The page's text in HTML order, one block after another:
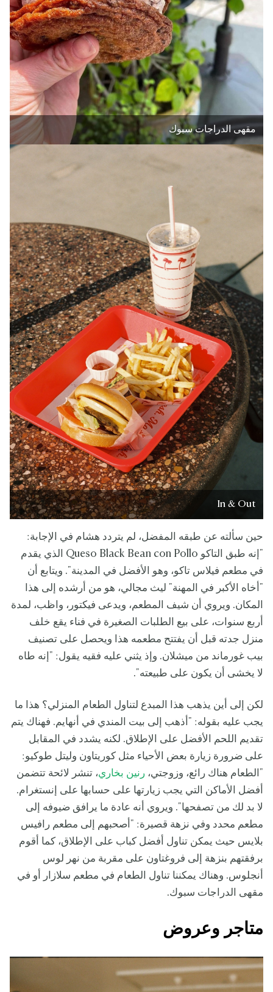
مقهى الدراجات سبوك
In & Out
حين سألته عن طبقه المفضل، لم يتردد هشام في الإجابة:
"إنه طبق التاكو Queso Black Bean con Pollo الذي يقدم
في مطعم فيلاس تاكو، وهو الأفضل في المدينة". ويتابع أن
"أخاه الأكبر في المهنة" ليث مجالي، هو من أرشده إلى هذا
المكان. ويروي أن شيف المطعم، ويدعى فيكتور، واظب، لمدة
أربع سنوات، على بيع الطلبات الصغيرة في فناء يقع خلف
منزل جدته قبل أن يفتتح مطعمه هذا ويحصل على تصنيف
بيب غورماند من ميشلان. وإذ يثني عليه فقيه يقول: "إنه طاه
لا يخشى أن يكون على طبيعته".
لكن إلى أين يذهب هذا المبدع لتناول الطعام المنزلي؟ هذا ما
يجب عليه بقوله: "أذهب إلى بيت المندي في أنهايم. فهناك يتم
تقديم اللحم الأفضل على الإطلاق. لكنه يشدد في المقابل
على ضرورة زيارة بعض الأحياء مثل كوريتاون وليتل طوكيو:
"الطعام هناك رائع، وزوجتي، رنين بخاري، تنشر لائحة تتضمن
أفضل الأماكن التي يجب زيارتها على حسابها على إنستغرام.
لا بد لك من تصفحها". ويروي أنه عادة ما يرافق ضيوفه إلى
مطعم محدد وفي نزهة قصيرة: "أصحبهم إلى مطعم رافيس
بلايس حيث يمكن تناول أفضل كباب على الإطلاق، كما أقوم
برفقتهم بنزهة إلى فروغتاون على مقربة من نهر لوس
أنجلوس. وهناك يمكننا تناول الطعام في مطعم سلازار أو في
مقهى الدراجات سبوك.
متاجر وعروض